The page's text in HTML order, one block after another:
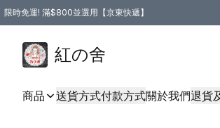
限時免運! 滿$800並選用【京東快遞】
紅の舍
商品 送貨方式付款方式關於我們退貨